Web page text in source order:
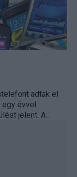
adtak el
évvel
jelent. A...